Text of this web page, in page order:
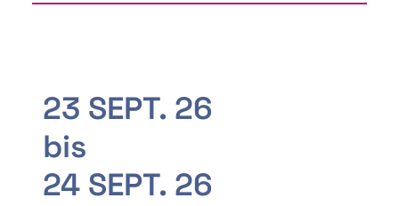
23 SEPT. 26
bis
24 SEPT. 26